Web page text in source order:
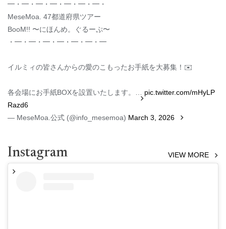
━・━・━・━・━・━・━・
MeseMoa. 47都道府県ツアー
BooM!! 〜にほんめ。ぐるーぷ〜
・━・━・━・━・━・━・━
イルミィの皆さんからの愛のこもったお手紙を大募集！✉️
各会場にお手紙BOXを設置いたします。… pic.twitter.com/mHyLP
Razd6
— MeseMoa.公式 (@info_mesemoa) March 3, 2026
Instagram VIEW MORE